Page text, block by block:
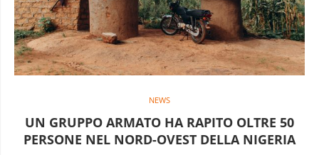
NEWS
UN GRUPPO ARMATO HA RAPITO OLTRE 50
PERSONE NEL NORD-OVEST DELLA NIGERIA